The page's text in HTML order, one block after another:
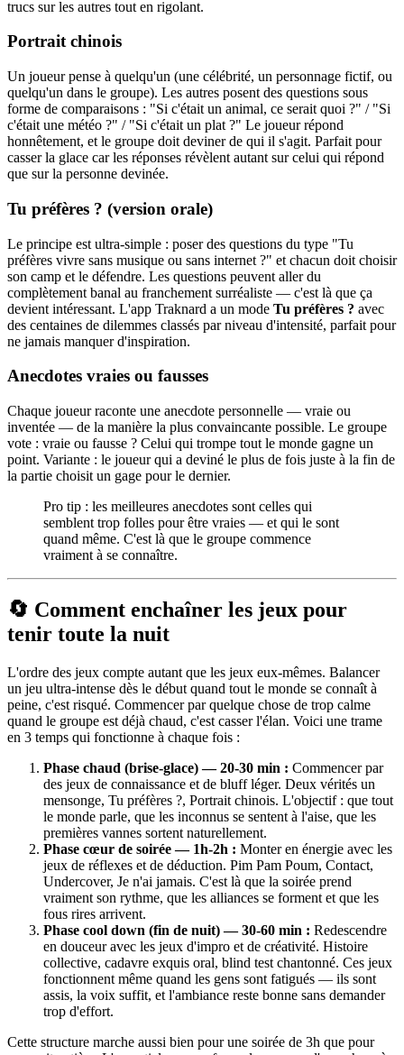
trucs sur les autres tout en rigolant.
Portrait chinois
Un joueur pense à quelqu'un (une célébrité, un personnage fictif, ou
quelqu'un dans le groupe). Les autres posent des questions sous
forme de comparaisons : "Si c'était un animal, ce serait quoi ?" / "Si
c'était une météo ?" / "Si c'était un plat ?" Le joueur répond
honnêtement, et le groupe doit deviner de qui il s'agit. Parfait pour
casser la glace car les réponses révèlent autant sur celui qui répond
que sur la personne devinée.
Tu préfères ? (version orale)
Le principe est ultra-simple : poser des questions du type "Tu
préfères vivre sans musique ou sans internet ?" et chacun doit choisir
son camp et le défendre. Les questions peuvent aller du
complètement banal au franchement surréaliste — c'est là que ça
devient intéressant. L'app Traknard a un mode Tu préfères ? avec
des centaines de dilemmes classés par niveau d'intensité, parfait pour
ne jamais manquer d'inspiration.
Anecdotes vraies ou fausses
Chaque joueur raconte une anecdote personnelle — vraie ou
inventée — de la manière la plus convaincante possible. Le groupe
vote : vraie ou fausse ? Celui qui trompe tout le monde gagne un
point. Variante : le joueur qui a deviné le plus de fois juste à la fin de
la partie choisit un gage pour le dernier.
Pro tip : les meilleures anecdotes sont celles qui
semblent trop folles pour être vraies — et qui le sont
quand même. C'est là que le groupe commence
vraiment à se connaître.
🔄 Comment enchaîner les jeux pour
tenir toute la nuit
L'ordre des jeux compte autant que les jeux eux-mêmes. Balancer
un jeu ultra-intense dès le début quand tout le monde se connaît à
peine, c'est risqué. Commencer par quelque chose de trop calme
quand le groupe est déjà chaud, c'est casser l'élan. Voici une trame
en 3 temps qui fonctionne à chaque fois :
Phase chaud (brise-glace) — 20-30 min : Commencer par
des jeux de connaissance et de bluff léger. Deux vérités un
mensonge, Tu préfères ?, Portrait chinois. L'objectif : que tout
le monde parle, que les inconnus se sentent à l'aise, que les
premières vannes sortent naturellement.
Phase cœur de soirée — 1h-2h : Monter en énergie avec les
jeux de réflexes et de déduction. Pim Pam Poum, Contact,
Undercover, Je n'ai jamais. C'est là que la soirée prend
vraiment son rythme, que les alliances se forment et que les
fous rires arrivent.
Phase cool down (fin de nuit) — 30-60 min : Redescendre
en douceur avec les jeux d'impro et de créativité. Histoire
collective, cadavre exquis oral, blind test chantonné. Ces jeux
fonctionnent même quand les gens sont fatigués — ils sont
assis, la voix suffit, et l'ambiance reste bonne sans demander
trop d'effort.
Cette structure marche aussi bien pour une soirée de 3h que pour